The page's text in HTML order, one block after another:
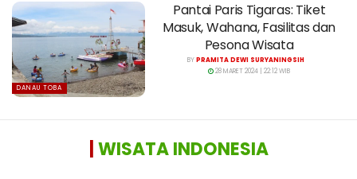
DANAU TOBA
Pantai Paris Tigaras: Tiket
Masuk, Wahana, Fasilitas dan
Pesona Wisata
BYPRAMITA DEWI SURYANINGSIH
28 MARET 2024 | 22:12 WIB
WISATA INDONESIA